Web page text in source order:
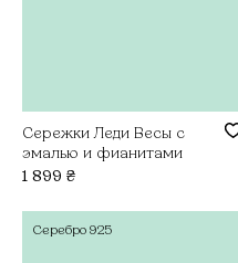
Сережки Леди Весы с
эмалью и фианитами
1 899 ₴
Серебро 925